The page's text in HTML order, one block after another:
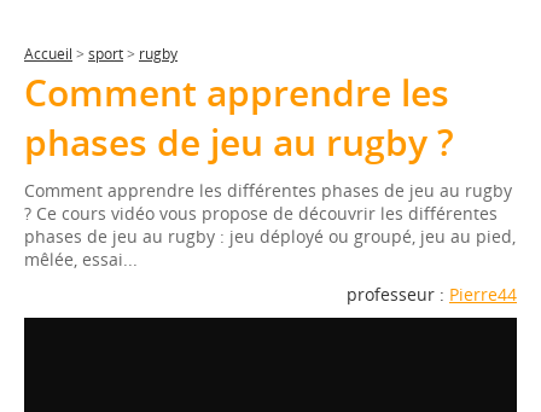
Accueil > sport> rugby
Comment apprendre les
phases de jeu au rugby ?
Comment apprendre les différentes phases de jeu au rugby
? Ce cours vidéo vous propose de découvrir les différentes
phases de jeu au rugby : jeu déployé ou groupé, jeu au pied,
mêlée, essai...
professeur : Pierre44